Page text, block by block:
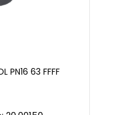
PN16 63 FFFF